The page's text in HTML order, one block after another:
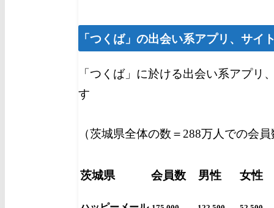
「つくば」 の出会い系アプリ、サイ
「つくば」に於ける出会い系アプリ
す
（茨城県全体の数＝288万人での会
茨城県 会員数 男性 女性